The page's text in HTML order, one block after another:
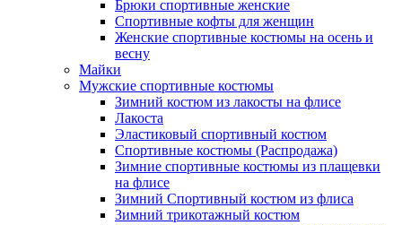
Брюки спортивные женские
Спортивные кофты для женщин
Женские спортивные костюмы на осень и
весну
Майки
Мужские спортивные костюмы
Зимний костюм из лакосты на флисе
Лакоста
Эластиковый спортивный костюм
Спортивные костюмы (Распродажа)
Зимние спортивные костюмы из плащевки
на флисе
Зимний Спортивный костюм из флиса
Зимний трикотажный костюм